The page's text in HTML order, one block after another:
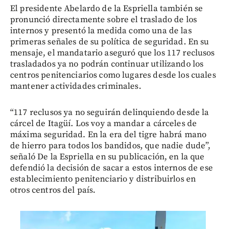
El presidente Abelardo de la Espriella también se
pronunció directamente sobre el traslado de los
internos y presentó la medida como una de las
primeras señales de su política de seguridad. En su
mensaje, el mandatario aseguró que los 117 reclusos
trasladados ya no podrán continuar utilizando los
centros penitenciarios como lugares desde los cuales
mantener actividades criminales.
“117 reclusos ya no seguirán delinquiendo desde la
cárcel de Itagüí. Los voy a mandar a cárceles de
máxima seguridad. En la era del tigre habrá mano
de hierro para todos los bandidos, que nadie dude”,
señaló De la Espriella en su publicación, en la que
defendió la decisión de sacar a estos internos de ese
establecimiento penitenciario y distribuirlos en
otros centros del país.